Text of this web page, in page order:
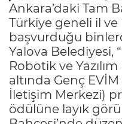
Ankara’daki Tam
Türkiye geneli il
başvurduğu
Yalova Belediyesi,
Robotik ve
altında Genç
İletişim Merkezi)
ödülüne layık